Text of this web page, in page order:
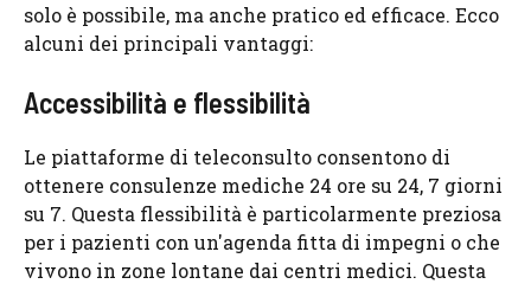
solo è possibile, ma anche pratico ed efficace. Ecco
alcuni dei principali vantaggi:
Accessibilità e flessibilità
Le piattaforme di teleconsulto consentono di
ottenere consulenze mediche 24 ore su 24, 7 giorni
su 7. Questa flessibilità è particolarmente preziosa
per i pazienti con un'agenda fitta di impegni o che
vivono in zone lontane dai centri medici. Questa